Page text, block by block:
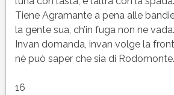
Tiene Agramante a pena alle
la gente sua, ch’in fuga non ne vada.
Invan domanda, invan volge la
né può saper che sia di Rodomonte.
16